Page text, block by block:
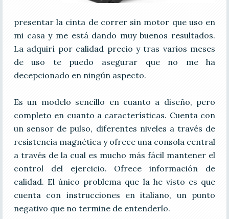
presentar la cinta de correr sin motor que uso en
mi casa y me está dando muy buenos resultados.
La adquirí por calidad precio y tras varios meses
de uso te puedo asegurar que no me ha
decepcionado en ningún aspecto.
Es un modelo sencillo en cuanto a diseño, pero
completo en cuanto a características. Cuenta con
un sensor de pulso, diferentes niveles a través de
resistencia magnética y ofrece una consola central
a través de la cual es mucho más fácil mantener el
control del ejercicio. Ofrece información de
calidad. El único problema que la he visto es que
cuenta con instrucciones en italiano, un punto
negativo que no termine de entenderlo.